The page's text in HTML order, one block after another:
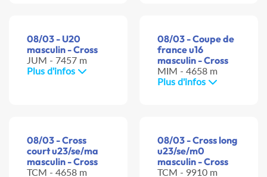
08/03 - U20
masculin - Cross
JUM - 7457 m
Plus d'infos
08/03 - Coupe de
france u16
masculin - Cross
MIM - 4658 m
Plus d'infos
08/03 - Cross
court u23/se/ma
masculin - Cross
TCM - 4658 m
08/03 - Cross long
u23/se/m0
masculin - Cross
TCM - 9910 m